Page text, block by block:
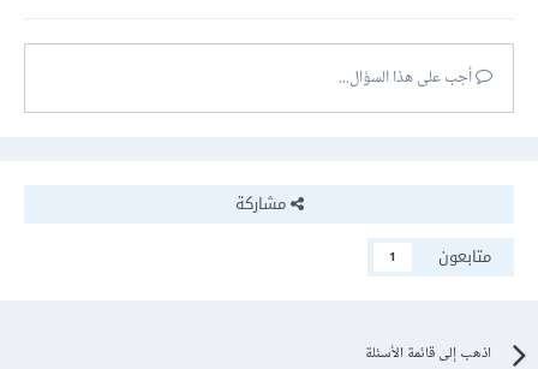
أجب على هذا السؤال...
مشاركة
متابعون
1
اذهب إلى قائمة الأسئلة